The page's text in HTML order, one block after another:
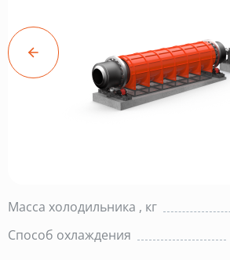
Масса холодильника , кг
Способ охлаждения